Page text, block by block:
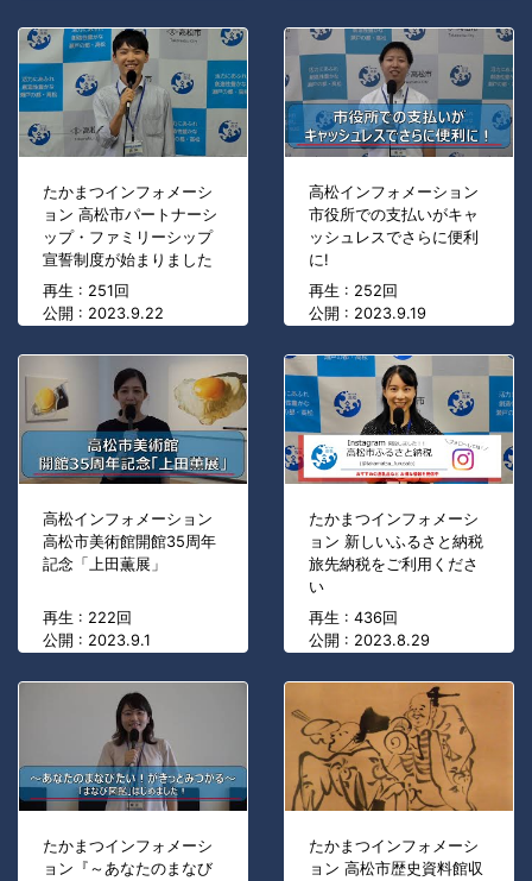
たかまつインフォメーシ
ョン 高松市パートナーシ
ップ・ファミリーシップ
宣誓制度が始まりました
再生 : 251回
公開 : 2023.9.22
高松インフォメーション
市役所での支払いがキャ
ッシュレスでさらに便利
に!
再生 : 252回
公開 : 2023.9.19
高松インフォメーション
高松市美術館開館35周年
記念「上田薫展」
再生 : 222回
公開 : 2023.9.1
たかまつインフォメーシ
ョン 新しいふるさと納税
旅先納税をご利用くださ
い
再生 : 436回
公開 : 2023.8.29
たかまつインフォメーシ
ョン『～あなたのまなび
たかまつインフォメーシ
ョン 高松市歴史資料館収